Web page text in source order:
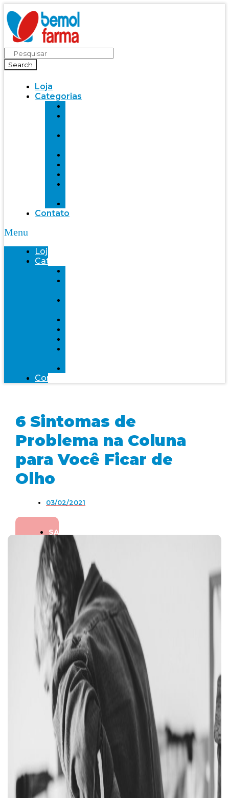
Search
Loja
Categorias
Contato
Menu
Loja
Categorias
Contato
6 Sintomas de
Problema na Coluna
para Você Ficar de
Olho
03/02/2021
SAÚDE